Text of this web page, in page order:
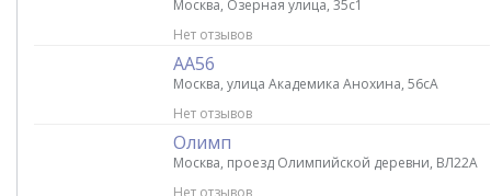
Москва, Озерная улица, 35с1
Нет отзывов
АА56
Москва, улица Академика Анохина, 56cA
Нет отзывов
Олимп
Москва, проезд Олимпийской деревни, ВЛ22А
Нет отзывов